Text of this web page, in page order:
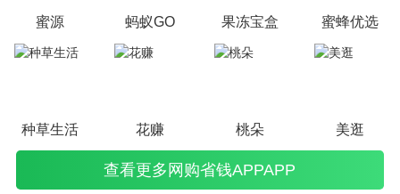
蜜源 蚂蚁GO 果冻宝盒 蜜蜂优选
种草生活 花赚 桃朵 美逛
查看更多网购省钱APPAPP